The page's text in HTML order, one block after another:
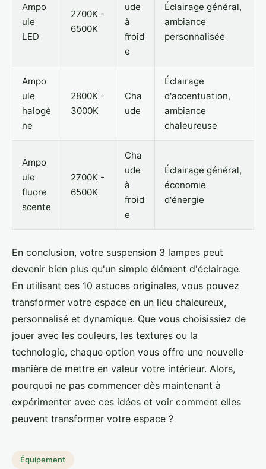
Ampo
ule
LED
2700K -
6500K
ude
à
froid
e
Éclairage général,
ambiance
personnalisée
Ampo
ule
halogè
ne
2800K -
3000K
Cha
ude
Éclairage
d'accentuation,
ambiance
chaleureuse
Ampo
ule
fluore
scente
2700K -
6500K
Cha
ude
à
froid
e
Éclairage général,
économie
d'énergie
En conclusion, votre suspension 3 lampes peut
devenir bien plus qu'un simple élément d'éclairage.
En utilisant ces 10 astuces originales, vous pouvez
transformer votre espace en un lieu chaleureux,
personnalisé et dynamique. Que vous choisissiez de
jouer avec les couleurs, les textures ou la
technologie, chaque option vous offre une nouvelle
manière de mettre en valeur votre intérieur. Alors,
pourquoi ne pas commencer dès maintenant à
expérimenter avec ces idées et voir comment elles
peuvent transformer votre espace ?
Équipement